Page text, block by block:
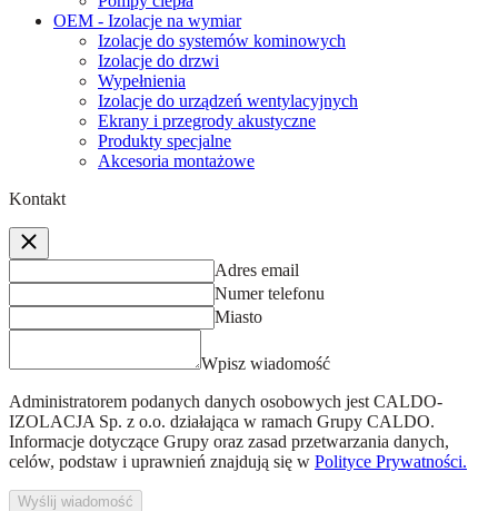
OEM - Izolacje na wymiar
Izolacje do systemów kominowych
Izolacje do drzwi
Wypełnienia
Izolacje do urządzeń wentylacyjnych
Ekrany i przegrody akustyczne
Produkty specjalne
Akcesoria montażowe
Kontakt
Adres email
Numer telefonu
Miasto
Wpisz wiadomość
Administratorem podanych danych osobowych jest CALDO-
IZOLACJA Sp. z o.o. działająca w ramach Grupy CALDO.
Informacje dotyczące Grupy oraz zasad przetwarzania danych,
celów, podstaw i uprawnień znajdują się w Polityce Prywatności.
Wyślij wiadomość